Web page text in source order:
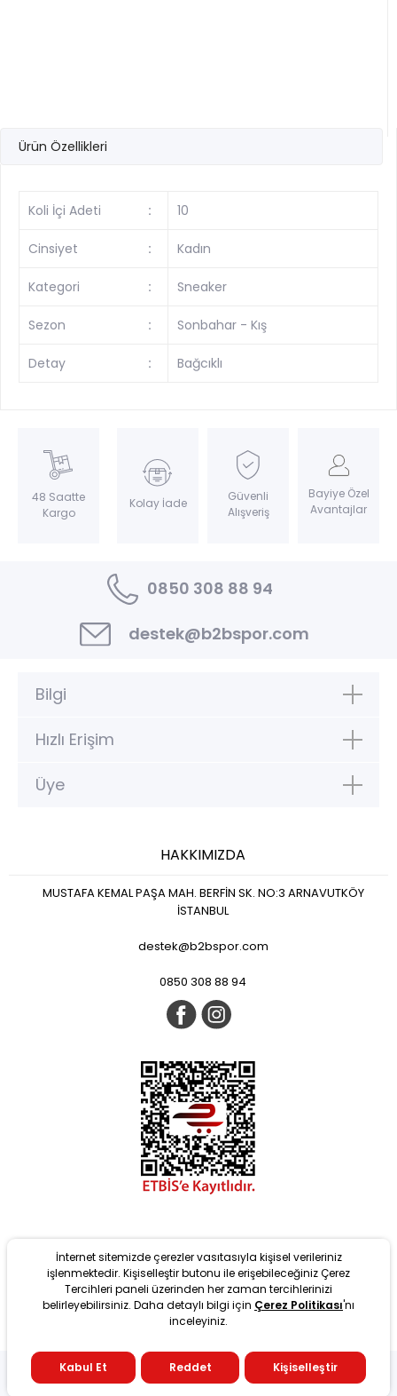
Yeni
Ürün Özellikleri
Koli İçi Adeti : 10
Cinsiyet : Kadın
Kategori : Sneaker
Sezon : Sonbahar - Kış
Detay : Bağcıklı
48 Saatte
Kargo
Kolay İade
Güvenli
Alışveriş
Bayiye Özel
Avantajlar
0850 308 88 94
destek@b2bspor.com
Bilgi
Hızlı Erişim
Üye
HAKKIMIZDA
MUSTAFA KEMAL PAŞA MAH. BERFİN SK. NO:3 ARNAVUTKÖY
İSTANBUL
destek@b2bspor.com
0850 308 88 94
tarafından T-Soft Altyapısıyla geliştirilmiştir. #OD 2022 Copyright
T-SoftE-TicaretSistemleriyle Hazırlanmıştır.
İnternet sitemizde çerezler vasıtasıyla kişisel verileriniz
işlenmektedir. Kişiselleştir butonu ile erişebileceğiniz Çerez
Tercihleri paneli üzerinden her zaman tercihlerinizi
belirleyebilirsiniz. Daha detaylı bilgi için Çerez Politikası'nı
inceleyiniz.
Kabul Et Reddet Kişiselleştir